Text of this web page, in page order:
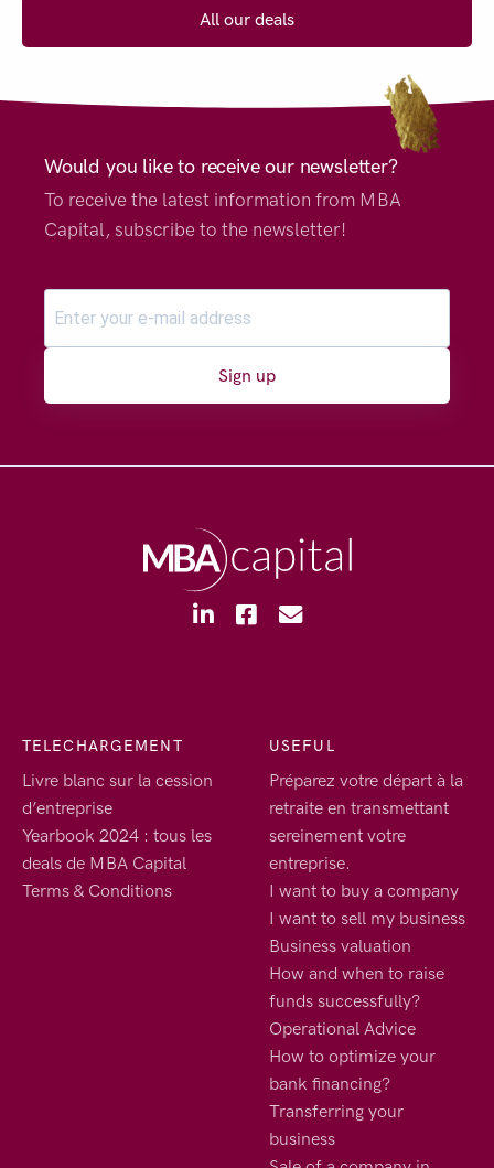
All our deals
Would you like to receive our newsletter?
To receive the latest information from MBA
Capital, subscribe to the newsletter!
Sign up
TELECHARGEMENT
Livre blanc sur la cession
d’entreprise
Yearbook 2024 : tous les
deals de MBA Capital
Terms & Conditions
USEFUL
Préparez votre départ à la
retraite en transmettant
sereinement votre
entreprise.
I want to buy a company
I want to sell my business
Business valuation
How and when to raise
funds successfully?
Operational Advice
How to optimize your
bank financing?
Transferring your
business